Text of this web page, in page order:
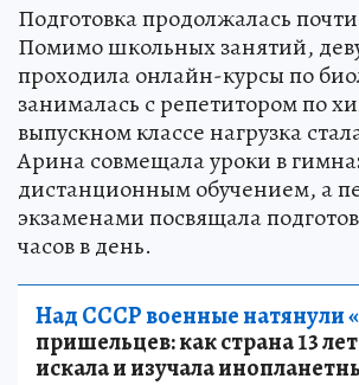
Подготовка продолжалась
Помимо школьных занятий,
проходила онлайн-курсы по
занималась с репетитором по
выпускном классе нагрузка
Арина совмещала уроки в
дистанционным обучением, а
экзаменами посвящала
часов в день.
Над СССР военные натянули
пришельцев: как страна 13
искала и изучала